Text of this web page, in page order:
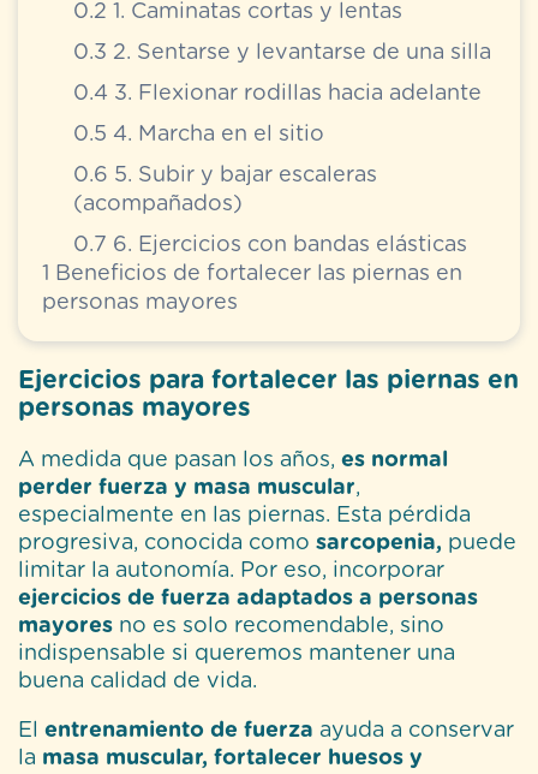
0.2 1. Caminatas cortas y lentas
0.3 2. Sentarse y levantarse de una silla
0.4 3. Flexionar rodillas hacia adelante
0.5 4. Marcha en el sitio
0.6 5. Subir y bajar escaleras
(acompañados)
0.7 6. Ejercicios con bandas elásticas
1 Beneficios de fortalecer las piernas en
personas mayores
Ejercicios para fortalecer las piernas en
personas mayores
A medida que pasan los años, es normal
perder fuerza y masa muscular,
especialmente en las piernas. Esta pérdida
progresiva, conocida como sarcopenia, puede
limitar la autonomía. Por eso, incorporar
ejercicios de fuerza adaptados a personas
mayores no es solo recomendable, sino
indispensable si queremos mantener una
buena calidad de vida.
El entrenamiento de fuerza ayuda a conservar
la masa muscular, fortalecer huesos y